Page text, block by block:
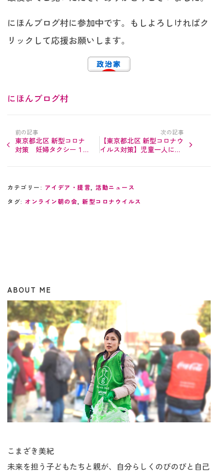
にほんブログ村に参加中です。もしよろしければク
リックして応援お願いします。
にほんブログ村
前の記事
東京都北区 新型コロナ
対策 妊婦タクシー１万
次の記事
【東京都北区 新型コロナウ
イルス対策】児童一人につ
カテゴリー: アイデア・提言, 活動ニュース
タグ: オンライン朝の会, 新型コロナウイルス
ABOUT ME
こまざき美紀
未来を担う子どもたちと親が、自分らしくのびのびと自己